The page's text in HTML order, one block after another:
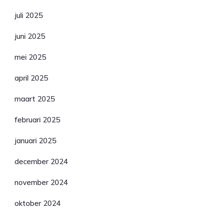
juli 2025
juni 2025
mei 2025
april 2025
maart 2025
februari 2025
januari 2025
december 2024
november 2024
oktober 2024